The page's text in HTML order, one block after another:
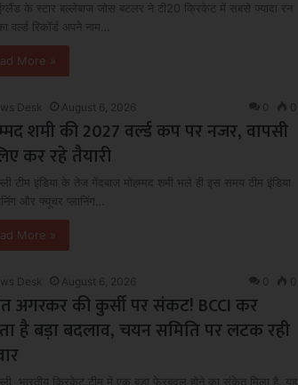
के स्टार बल्लेबाज जोस बटलर ने टी20 क्रिकेट में सबसे ज्यादा रन
वर्ल्ड रिकॉर्ड अपने नाम…
More »
Desk August 6, 2026 0 0
शमी की 2027 वर्ल्ड कप पर नजर, वापसी
कर रहे तैयारी
टीम इंड‍िया के तेज गेंदबाज मोहम्मद शमी भले ही इस समय टीम इंडिया
और फ्यूचर प्लान‍िंग…
More »
Desk August 6, 2026 0 0
अगरकर की कुर्सी पर संकट! BCCI कर
है बड़ा बदलाव, चयन समिति पर लटक रही
भारतीय क्रिकेट टीम में एक बड़ा फेरबदल होने का संकेत मिला है. यह